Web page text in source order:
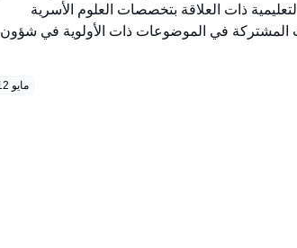
ذات العلاقة بتخصصات العلوم الأسرية
المشتركة في الموضوعات ذات الأولوية في شؤون
مايو 12, 2025